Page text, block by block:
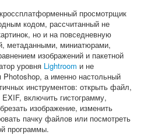
просмотрщик
кодом, рассчитанный не
но и на повседневную
метаданными, миниатюрами,
изображений и пакетной
уровня Lightroom и не
Photoshop, а именно настольный
инструментов: открыть файл,
включить гистограмму,
изображение, изменить
пачку файлов или посмотреть
программы.